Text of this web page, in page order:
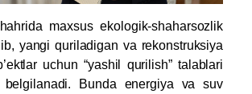
maxsus ekologik-shaharsozlik
yangi quriladigan va rekonstruksiya
uchun “yashil qurilish” talablari
belgilanadi. Bunda energiya va suv